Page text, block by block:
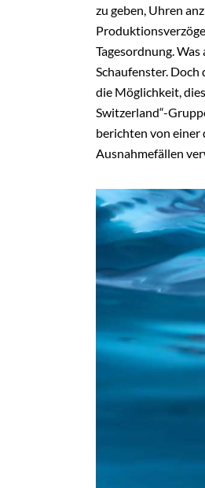
zu geben, Uhren
Tagesordnung.
Schaufenster.
die Möglichkeit,
Switzerland“-
berichten von einer
Ausnahmefällen